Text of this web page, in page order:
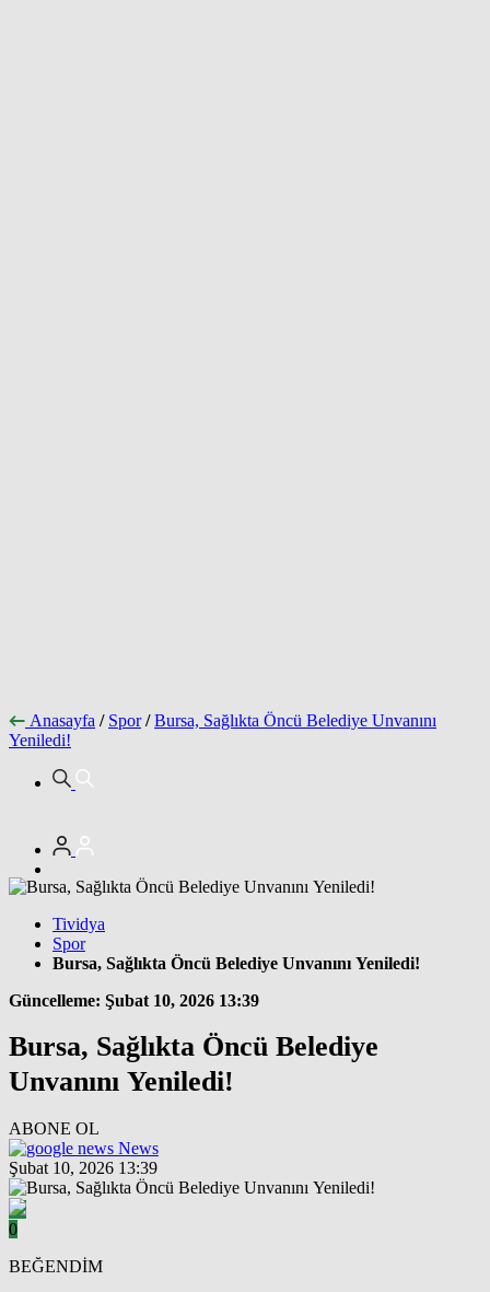
Anasayfa / Spor / Bursa, Sağlıkta Öncü Belediye Unvanını
Yeniledi!
Tividya
Spor
Bursa, Sağlıkta Öncü Belediye Unvanını Yeniledi!
Güncelleme: Şubat 10, 2026 13:39
Bursa, Sağlıkta Öncü Belediye
Unvanını Yeniledi!
ABONE OL
News
Şubat 10, 2026 13:39
0
BEĞENDİM